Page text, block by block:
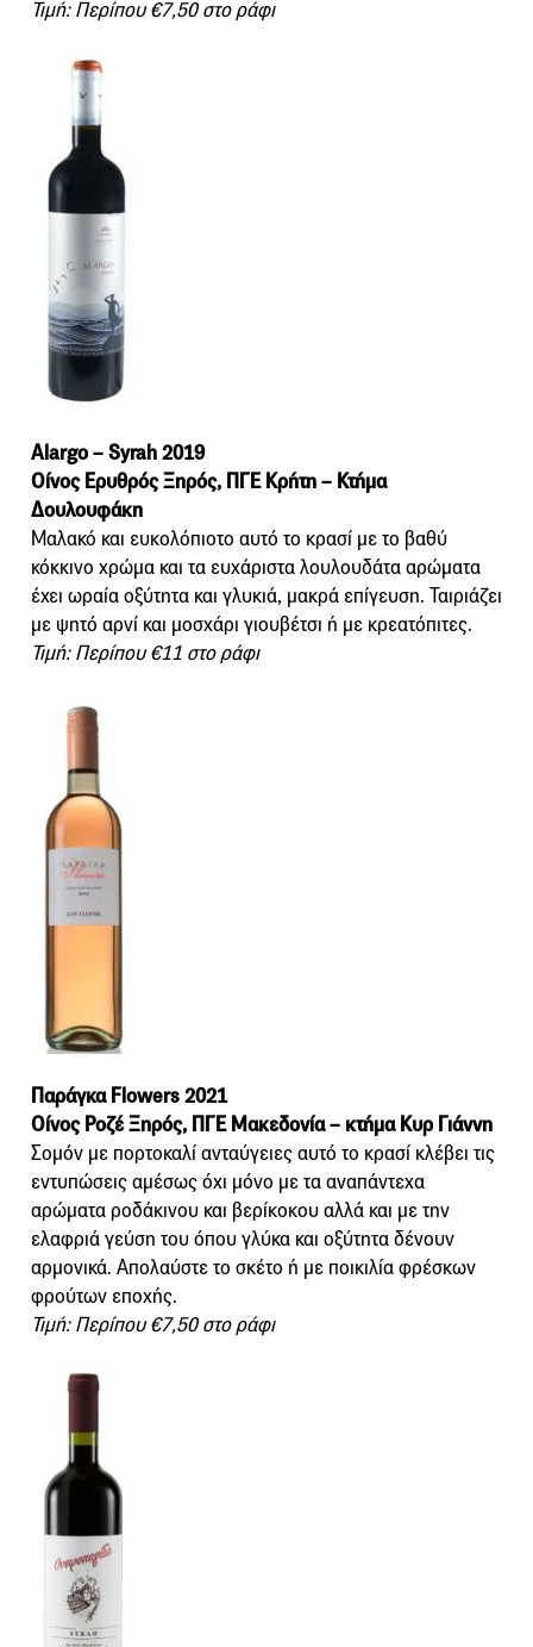
Τιμή: Περίπου €7,50 στο ράφι
Alargo – Syrah 2019
Οίνος Ερυθρός Ξηρός, ΠΓΕ Κρήτη – Κτήμα
Δουλουφάκη
Μαλακό και ευκολόπιοτο αυτό το κρασί με το βαθύ
κόκκινο χρώμα και τα ευχάριστα λουλουδάτα αρώματα
έχει ωραία οξύτητα και γλυκιά, μακρά επίγευση. Ταιριάζει
με ψητό αρνί και μοσχάρι γιουβέτσι ή με κρεατόπιτες.
Τιμή: Περίπου €11 στο ράφι
Παράγκα Flowers 2021
Οίνος Ροζέ Ξηρός, ΠΓΕ Μακεδονία – κτήμα Κυρ Γιάννη
Σομόν με πορτοκαλί ανταύγειες αυτό το κρασί κλέβει τις
εντυπώσεις αμέσως όχι μόνο με τα αναπάντεχα
αρώματα ροδάκινου και βερίκοκου αλλά και με την
ελαφριά γεύση του όπου γλύκα και οξύτητα δένουν
αρμονικά. Απολαύστε το σκέτο ή με ποικιλία φρέσκων
φρούτων εποχής.
Τιμή: Περίπου €7,50 στο ράφι